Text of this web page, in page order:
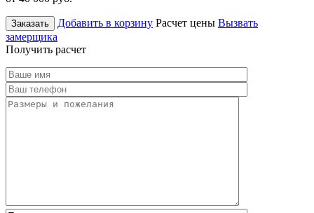
Заказать Добавить в корзину Расчет цены Вызвать
замерщика
Получить расчет